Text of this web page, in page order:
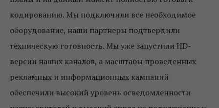
кодированию. Мы подключили все необходимое
оборудование, наши партнеры подтвердили
техническую готовность. Мы уже запустили HD-
версии наших каналов, а масштабы проведенных
рекламных и информационных кампаний
обеспечили высокий уровень осведомленности